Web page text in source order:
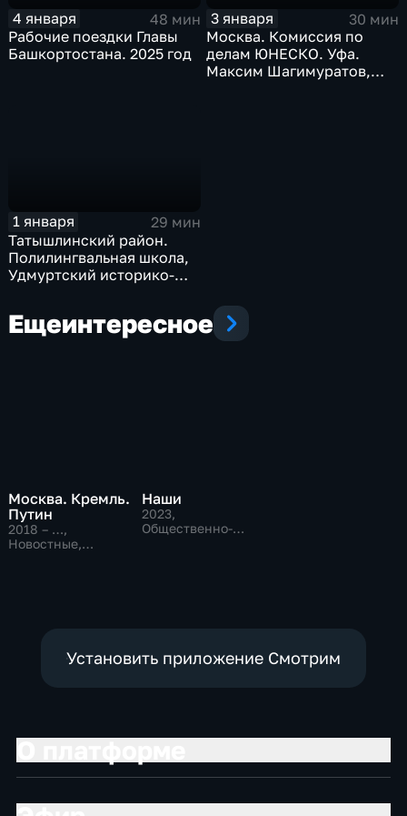
4 января
48 мин
Рабочие поездки Главы
Башкортостана. 2025 год
3 января
30 мин
Москва. Комиссия по
делам ЮНЕСКО. Уфа.
Максим Шагимуратов,
1 января
29 мин
Татышлинский район.
Полилингвальная школа,
Удмуртский историко-
Ещеинтересное
Москва. Кремль.
Путин
2018 – …,
Новостные,
Наши
2023,
Общественно-
Установить приложение Смотрим